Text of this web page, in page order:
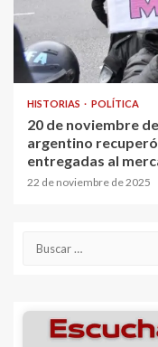
HISTORIAS POLÍTICA
20 de noviembre
argentino
entregadas al
22 de noviembre de 2025
Buscar: